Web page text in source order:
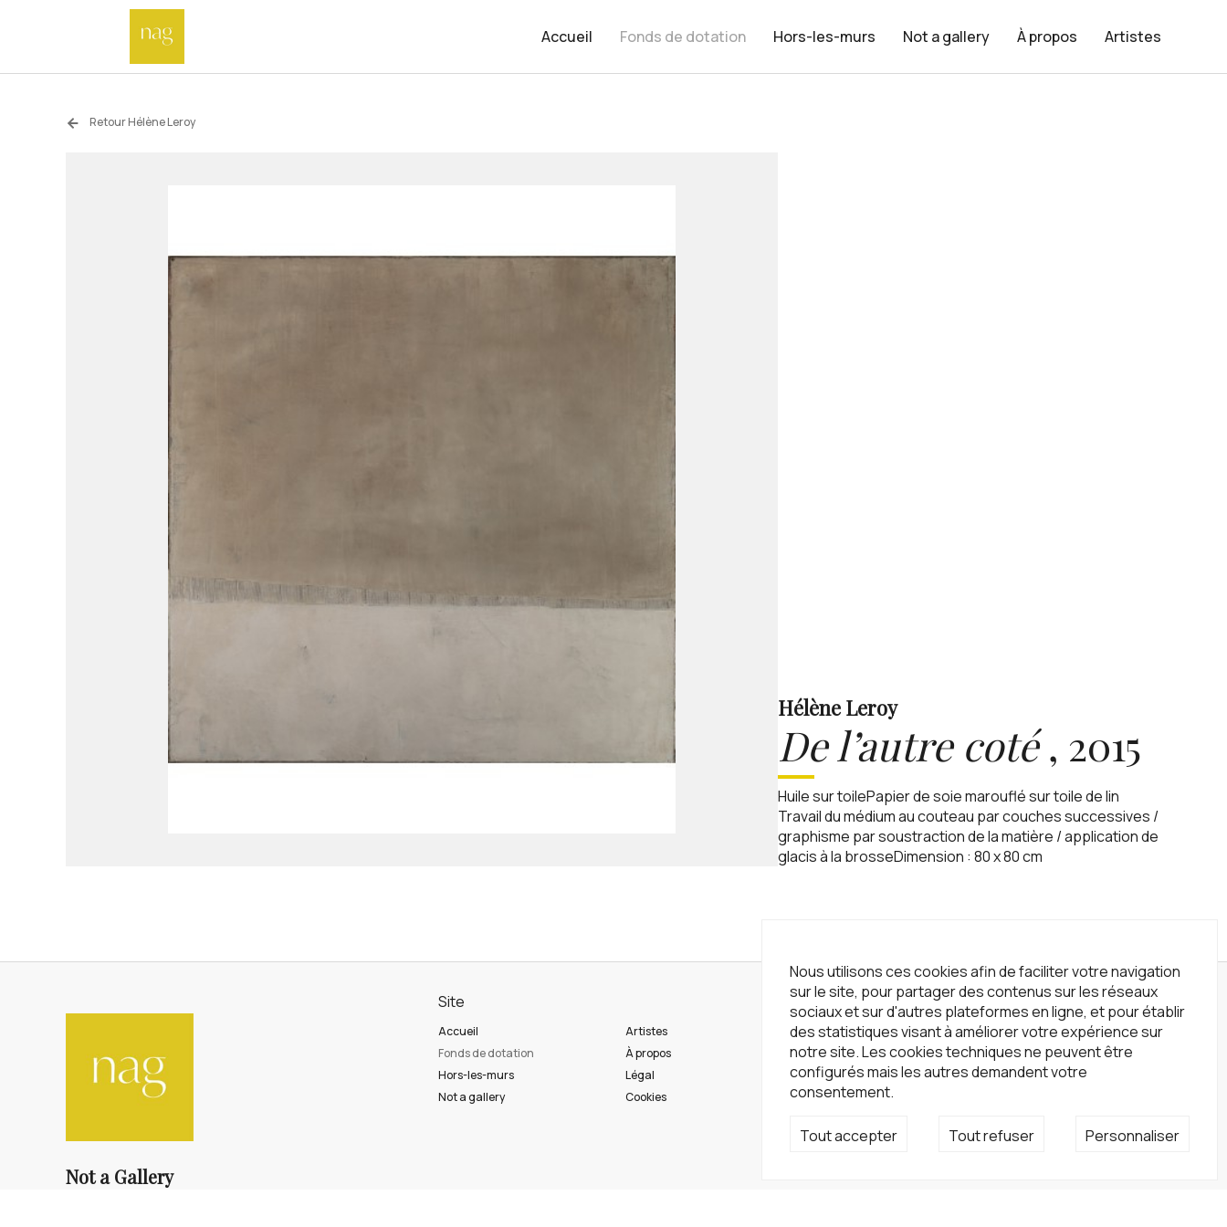
Nous utilisons ces cookies afin de faciliter votre navigation
sur le site, pour partager des contenus sur les réseaux
sociaux et sur d'autres plateformes en ligne, et pour établir
des statistiques visant à améliorer votre expérience sur
notre site. Les cookies techniques ne peuvent être
configurés mais les autres demandent votre
consentement.
Tout accepter Tout refuser Personnaliser
Accueil Fonds de dotation Hors-les-murs Not a gallery À propos Artistes
Retour Hélène Leroy
Hélène Leroy
De l’autre coté, 2015
Huile sur toilePapier de soie marouflé sur toile de lin
Travail du médium au couteau par couches successives /
graphisme par soustraction de la matière / application de
glacis à la brosseDimension : 80 x 80 cm‍
Not a Gallery
Site
Accueil
Fonds de dotation
Hors-les-murs
Not a gallery
Artistes
À propos
Légal
Cookies
Newsletter
Inscrivez-vous à notre newsletter !
S'inscrire
Réseaux sociaux